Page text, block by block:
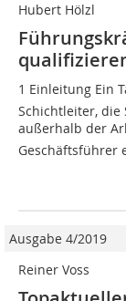
Hubert Hölzl
1 Einleitung
Schichtleiter, die
außerhalb der
Geschäftsführer
Ausgabe 4/2019
Reiner Voss